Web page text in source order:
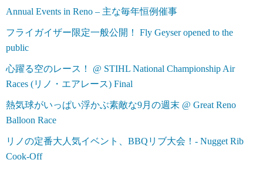
Annual Events in Reno – 主な毎年恒例催事
フライガイザー限定一般公開！ Fly Geyser opened to the
public
心躍る空のレース！ @ STIHL National Championship Air
Races (リノ・エアレース) Final
熱気球がいっぱい浮かぶ素敵な9月の週末 @ Great Reno
Balloon Race
リノの定番大人気イベント、BBQリブ大会！- Nugget Rib
Cook-Off